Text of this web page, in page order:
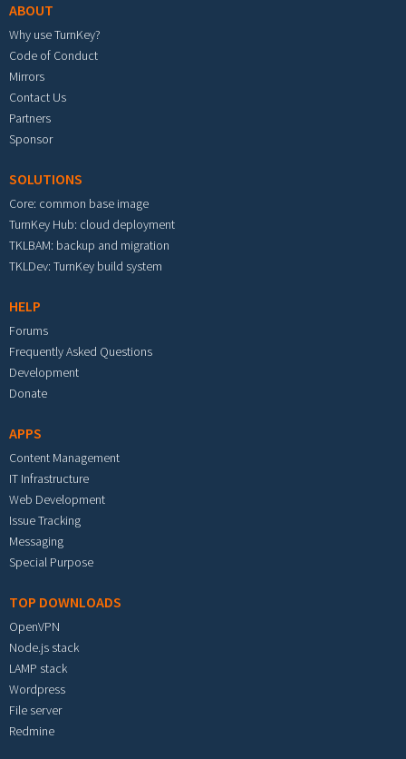
ABOUT
Why use TurnKey?
Code of Conduct
Mirrors
Contact Us
Partners
Sponsor
SOLUTIONS
Core: common base image
TurnKey Hub: cloud deployment
TKLBAM: backup and migration
TKLDev: TurnKey build system
HELP
Forums
Frequently Asked Questions
Development
Donate
APPS
Content Management
IT Infrastructure
Web Development
Issue Tracking
Messaging
Special Purpose
TOP DOWNLOADS
OpenVPN
Node.js stack
LAMP stack
Wordpress
File server
Redmine